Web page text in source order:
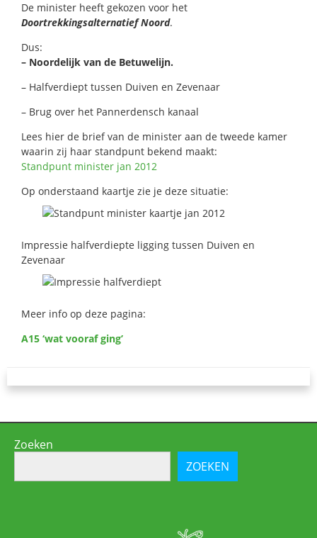
De minister heeft gekozen voor het
Doortrekkingsalternatief Noord.
Dus:
– Noordelijk van de Betuwelijn.
– Halfverdiept tussen Duiven en Zevenaar
– Brug over het Pannerdensch kanaal
Lees hier de brief van de minister aan de tweede kamer
waarin zij haar standpunt bekend maakt:
Standpunt minister jan 2012
Op onderstaand kaartje zie je deze situatie:
Impressie halfverdiepte ligging tussen Duiven en
Zevenaar
Meer info op deze pagina:
A15 ‘wat vooraf ging’
Zoeken
ZOEKEN